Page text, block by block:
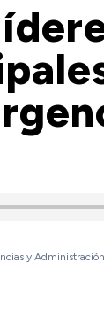
y